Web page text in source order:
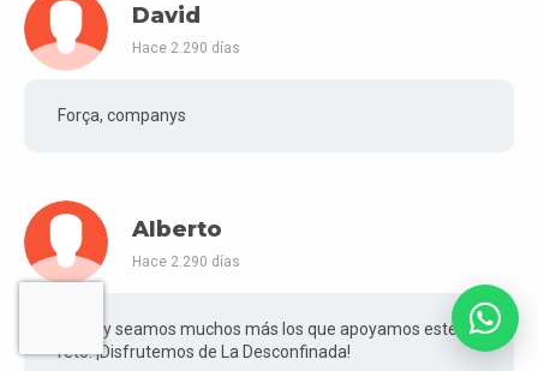
David
Hace 2.290 días
Força, companys
Alberto
Hace 2.290 días
¡Ojalá y seamos muchos más los que apoyamos este
reto! ¡Disfrutemos de La Desconfinada!